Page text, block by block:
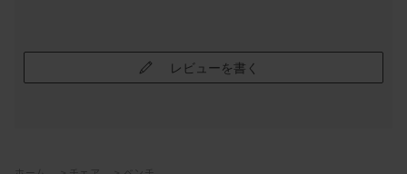
レビューを書く